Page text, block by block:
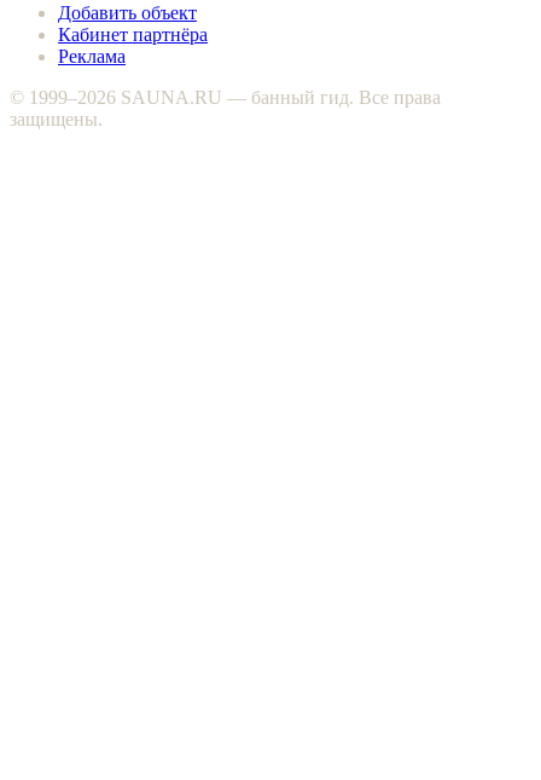
Добавить объект
Кабинет партнёра
Реклама
© 1999–2026 SAUNA.RU — банный гид. Все права
защищены.